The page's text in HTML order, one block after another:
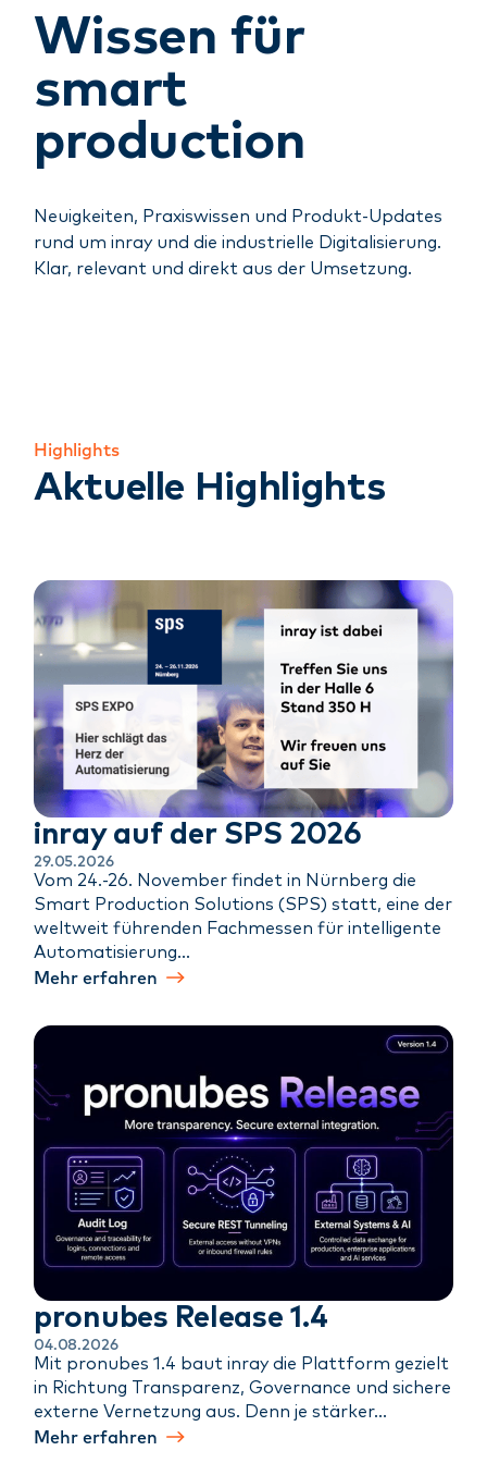
Wissen für
smart
production
Neuigkeiten, Praxiswissen und Produkt-Updates
rund um inray und die industrielle Digitalisierung.
Klar, relevant und direkt aus der Umsetzung.
Highlights
Aktuelle Highlights
inray auf der SPS 2026
29.05.2026
Vom 24.-26. November findet in Nürnberg die
Smart Production Solutions (SPS) statt, eine der
weltweit führenden Fachmessen für intelligente
Automatisierung…
Mehr erfahren
pronubes Release 1.4
04.08.2026
Mit pronubes 1.4 baut inray die Plattform gezielt
in Richtung Transparenz, Governance und sichere
externe Vernetzung aus. Denn je stärker…
Mehr erfahren